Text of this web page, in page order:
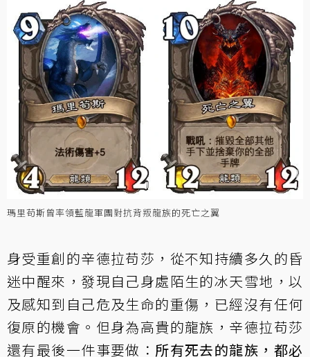
瑪里苟斯曾率領藍龍軍團對抗背叛龍族的死亡之翼
身受重創的辛德拉苟莎，從不知持續多久的昏
迷中醒來，發現自己身處陌生的冰天雪地，以
及感知到自己危及生命的重傷，已經沒有任何
復原的機會。但身為高貴的龍族，辛德拉苟莎
還有最後一件事要做： 所有死去的龍族，都必